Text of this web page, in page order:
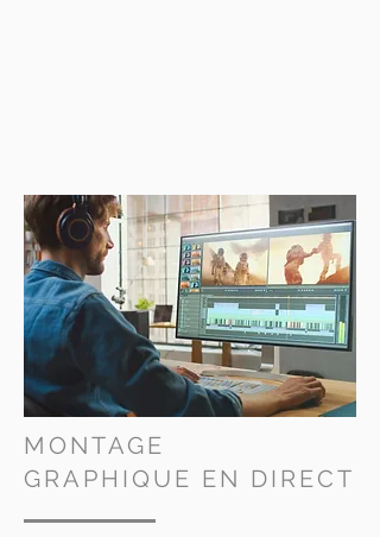
MONTAGE
GRAPHIQUE EN DIRECT